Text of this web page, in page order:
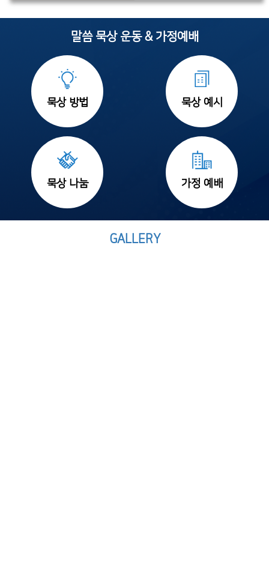
말씀 묵상 운동 & 가정예배
묵상 방법 묵상 예시
묵상 나눔 가정 예배
GALLERY